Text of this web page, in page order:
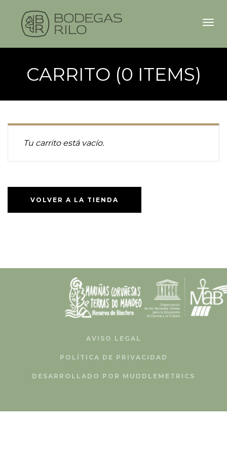
CARRITO (0 ITEMS)
Tu carrito está vacío.
VOLVER A LA TIENDA
AVISO LEGAL
POLÍTICA DE PRIVACIDAD
DESARROLLADO POR MUDDLEMETRICS